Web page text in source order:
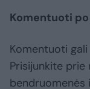
Komentuoti
Komentuoti
Prisijunkite
bendruomenės